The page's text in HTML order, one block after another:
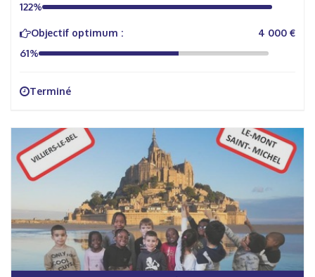
122%
Objectif optimum :
4 000 €
61%
Terminé